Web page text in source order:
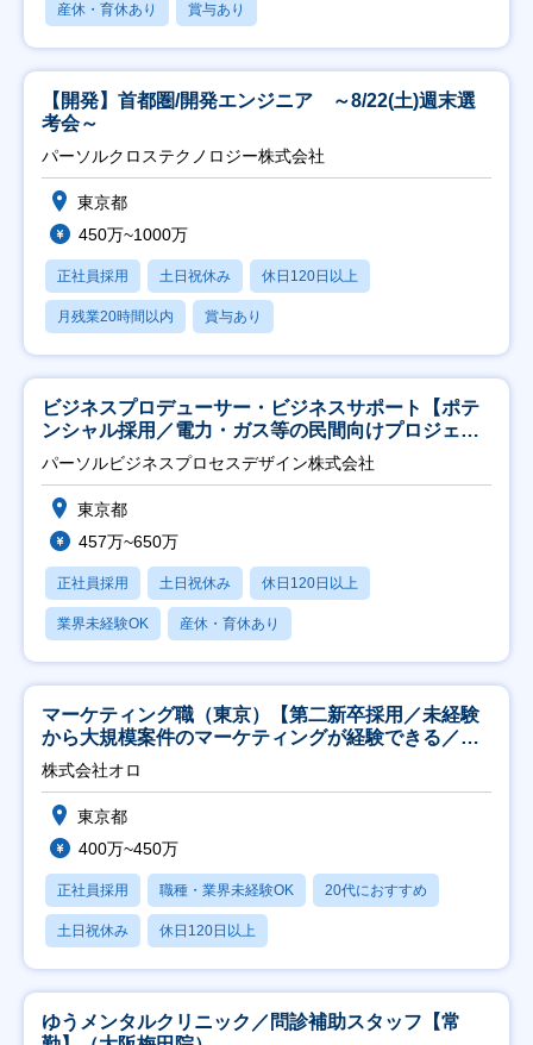
産休・育休あり 賞与あり
【開発】首都圏/開発エンジニア ～8/22(土)週末選
考会～
パーソルクロステクノロジー株式会社
東京都
450万~1000万
正社員採用 土日祝休み 休日120日以上
月残業20時間以内 賞与あり
ビジネスプロデューサー・ビジネスサポート【ポテ
ンシャル採用／電力・ガス等の民間向けプロジェク
ト推進】
パーソルビジネスプロセスデザイン株式会社
東京都
457万~650万
正社員採用 土日祝休み 休日120日以上
業界未経験OK 産休・育休あり
マーケティング職（東京）【第二新卒採用／未経験
から大規模案件のマーケティングが経験できる／研
修充実】
株式会社オロ
東京都
400万~450万
正社員採用 職種・業界未経験OK 20代におすすめ
土日祝休み 休日120日以上
ゆうメンタルクリニック／問診補助スタッフ【常